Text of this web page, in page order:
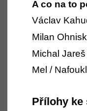
A co na to
Václav
Milan
Michal
Mel /
Přílohy ke